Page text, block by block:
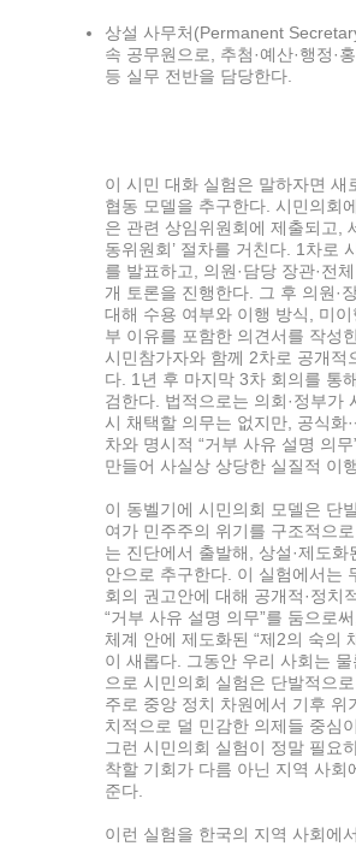
상설 사무처(Permanent
속 공무원으로, 추첨·예산·행정·
등 실무 전반을 담당한다.
이 시민 대화 실험은 말하자면 새
협동 모델을 추구한다. 시민의회
은 관련 상임위원회에 제출되고,
동위원회’ 절차를 거친다. 1차로
를 발표하고, 의원·담당 장관·전
개 토론을 진행한다. 그 후 의원·
대해 수용 여부와 이행 방식, 미
부 이유를 포함한 의견서를 작성
시민참가자와 함께 2차로 공개적
다. 1년 후 마지막 3차 회의를 통
검한다. 법적으로는 의회·정부가
시 채택할 의무는 없지만, 공식화
차와 명시적 “거부 사유 설명 의
만들어 사실상 상당한 실질적 이
이 동벨기에 시민의회 모델은 단
여가 민주주의 위기를 구조적으
는 진단에서 출발해, 상설·제도화
안으로 추구한다. 이 실험에서는
회의 권고안에 대해 공개적·정치
“거부 사유 설명 의무”를 둠으로
체계 안에 제도화된 “제2의 숙의
이 새롭다. 그동안 우리 사회는
으로 시민의회 실험은 단발적으
주로 중앙 정치 차원에서 기후 위
치적으로 덜 민감한 의제들 중심
그런 시민의회 실험이 정말 필요
착할 기회가 다름 아닌 지역 사회
준다.
이런 실험을 한국의 지역 사회에